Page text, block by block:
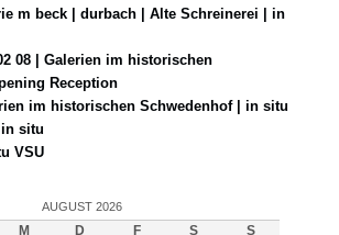
m beck | durbach | Alte Schreinerei | in
08 | Galerien im historischen
Reception
im historischen Schwedenhof | in situ
in situ
VSU
AUGUST 2026
M D F S S